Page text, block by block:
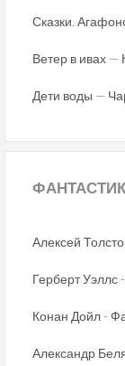
Сказки.
Ветер в ивах —
Дети воды —
Алексей
Герберт Уэллс
Конан Дойл -
Александр